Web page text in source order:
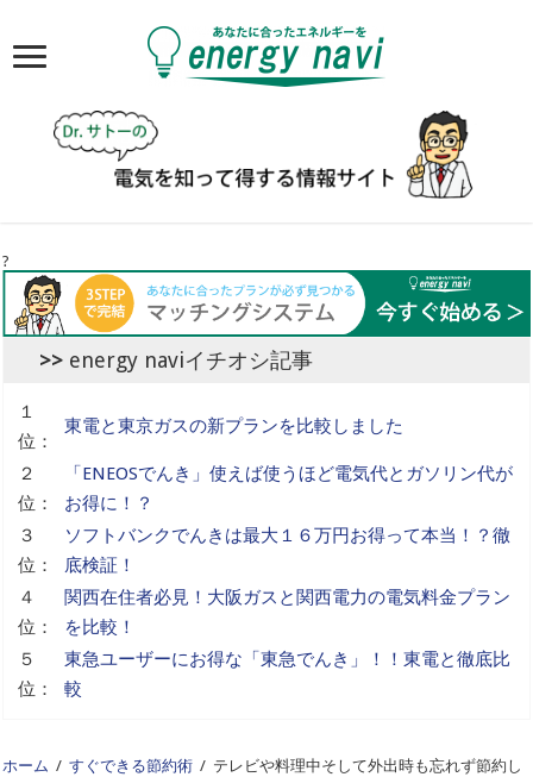
?
energy naviイチオシ記事
１
位：
東電と東京ガスの新プランを比較しました
２
位：
「ENEOSでんき」使えば使うほど電気代とガソリン代が
お得に！？
３
位：
ソフトバンクでんきは最大１６万円お得って本当！？徹
底検証！
４
位：
関西在住者必見！大阪ガスと関西電力の電気料金プラン
を比較！
５
位：
東急ユーザーにお得な「東急でんき」！！東電と徹底比
較
ホーム / すぐできる節約術 / テレビや料理中そして外出時も忘れず節約し